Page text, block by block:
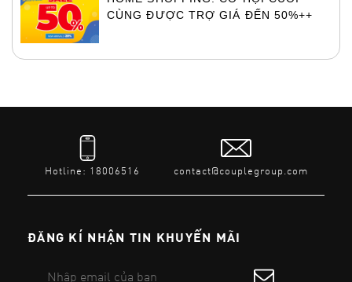
CÙNG ĐƯỢC TRỢ GIÁ ĐẾN 50%++
Hotline: 18006516 contact@couplegroup.com
ĐĂNG KÍ NHẬN TIN KHUYẾN MÃI